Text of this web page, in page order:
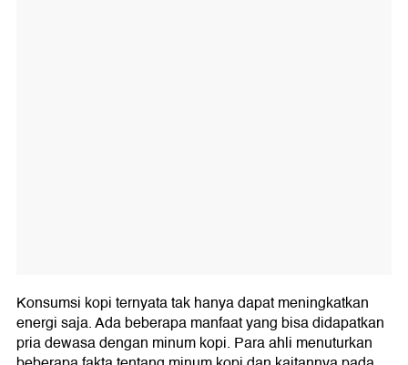
Konsumsi kopi ternyata tak hanya dapat meningkatkan
energi saja. Ada beberapa manfaat yang bisa didapatkan
pria dewasa dengan minum kopi. Para ahli menuturkan